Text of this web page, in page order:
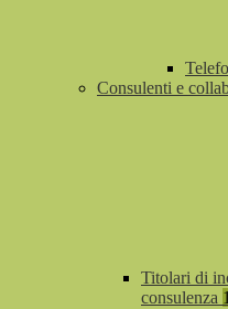
Consulenti e
Titolari di
consulenza